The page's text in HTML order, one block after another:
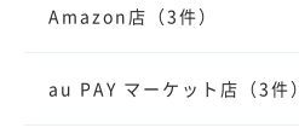
Amazon店 （3件）
au PAY マーケット店 （3件）